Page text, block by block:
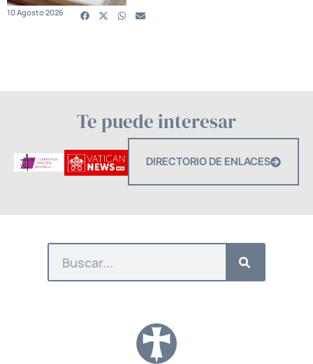
10 Agosto 2026
Te puede interesar
DIRECTORIO DE ENLACES